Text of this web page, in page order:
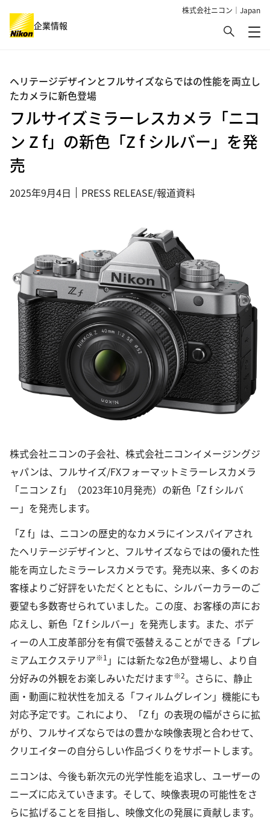
株式会社ニコン｜Japan
企業情報 検索
メ
フルサイズミラーレスカメラ「ニコ
ン Z f」の新色「Z f シルバー」を発
売
ヘリテージデザインとフルサイズならではの性能を両立し
たカメラに新色登場
2025年9月4日 PRESS RELEASE/報道資料
株式会社ニコンの子会社、株式会社ニコンイメージングジ
ャパンは、フルサイズ/FXフォーマットミラーレスカメラ
「ニコン Z f」（2023年10月発売）の新色「Z f シルバ
ー」を発売します。
「Z f」は、ニコンの歴史的なカメラにインスパイアされ
たヘリテージデザインと、フルサイズならではの優れた性
能を両立したミラーレスカメラです。発売以来、多くのお
客様よりご好評をいただくとともに、シルバーカラーのご
要望も多数寄せられていました。この度、お客様の声にお
応えし、新色「Z f シルバー」を発売します。また、ボデ
ィーの人工皮革部分を有償で張替えることができる「プレ
ミアムエクステリア※1 」には新たな2色が登場し、より自
分好みの外観をお楽しみいただけます※2。さらに、静止
画・動画に粒状性を加える「フィルムグレイン」機能にも
対応予定です。これにより、「Z f」の表現の幅がさらに拡
がり、フルサイズならではの豊かな映像表現と合わせて、
クリエイターの自分らしい作品づくりをサポートします。
ニコンは、今後も新次元の光学性能を追求し、ユーザーの
ニーズに応えていきます。そして、映像表現の可能性をさ
らに拡げることを目指し、映像文化の発展に貢献します。